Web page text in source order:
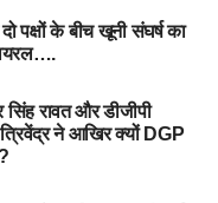
पक्षों के बीच खूनी संघर्ष का
सिंह रावत और डीजीपी
ने आखिर क्यों DGP